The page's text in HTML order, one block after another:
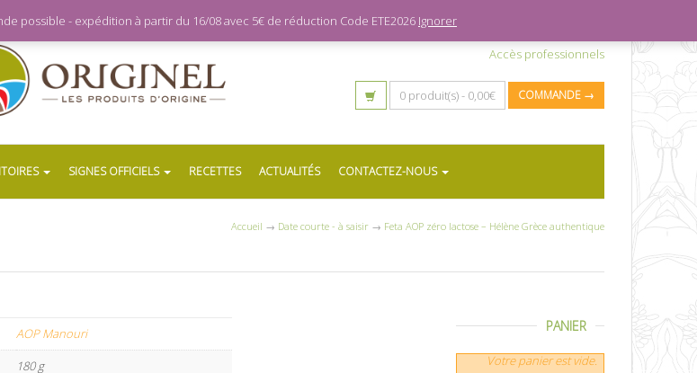
Accès professionnels
0 produit(s) - 0,00€ COMMANDE →
SIGNES OFFICIELS RECETTES ACTUALITÉS CONTACTEZ-NOUS
Accueil → Date courte - à saisir → Feta AOP zéro lactose – Hélène Grèce authentique
AOP Manouri
180 g
PANIER
Votre panier est vide.
possible - expédition à partir du 16/08 avec 5€ de réduction Code ETE2026 Ignorer